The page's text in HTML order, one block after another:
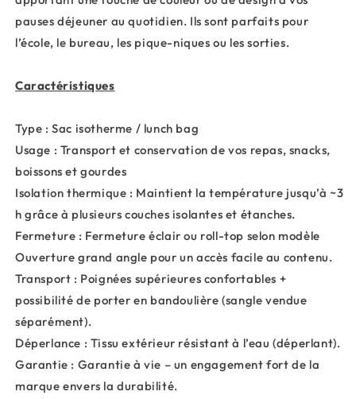
pauses déjeuner au quotidien. Ils sont parfaits pour
l’école, le bureau, les pique-niques ou les sorties.
Caractéristiques
Type : Sac isotherme / lunch bag
Usage : Transport et conservation de vos repas, snacks,
boissons et gourdes
Isolation thermique : Maintient la température jusqu’à ~3
h grâce à plusieurs couches isolantes et étanches.
Fermeture : Fermeture éclair ou roll-top selon modèle
Ouverture grand angle pour un accès facile au contenu.
Transport : Poignées supérieures confortables +
possibilité de porter en bandoulière (sangle vendue
séparément).
Déperlance : Tissu extérieur résistant à l’eau (déperlant).
Garantie : Garantie à vie – un engagement fort de la
marque envers la durabilité.